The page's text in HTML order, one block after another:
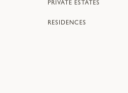
PRIVATE ESTATES
RESIDENCES